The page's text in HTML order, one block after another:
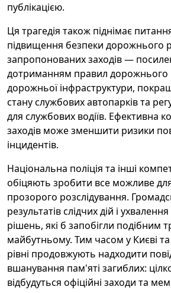
публікацією.
Ця трагедія також піднімає
підвищення безпеки дорожнього
запропонованих заходів —
дотриманням правил дорожнього
дорожньої інфраструктури,
стану службових автопарків та
для службових водіїв. Ефективна
заходів може зменшити ризики
інцидентів.
Національна поліція та інші
обіцяють зробити все можливе
прозорого розслідування.
результатів слідчих дій і
рішень, які б запобігли подібним
майбутньому. Тим часом у Києві
рівні продовжують надходити
вшанування пам'яті загиблих:
відбудуться офіційні заходи та